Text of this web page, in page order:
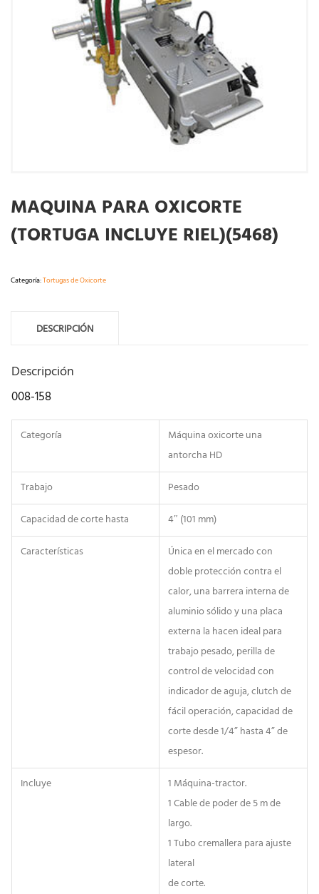
MAQUINA PARA OXICORTE
(TORTUGA INCLUYE RIEL)(5468)
Categoría:Tortugas de Oxicorte
DESCRIPCIÓN
Descripción
008-158
Categoría
Máquina oxicorte una
antorcha HD
Trabajo
Pesado
Capacidad de corte hasta
4″ (101 mm)
Características
Única en el mercado con
doble protección contra el
calor, una barrera interna de
aluminio sólido y una placa
externa la hacen ideal para
trabajo pesado, perilla de
control de velocidad con
indicador de aguja, clutch de
fácil operación, capacidad de
corte desde 1/4” hasta 4” de
espesor.
Incluye
1 Máquina-tractor.
1 Cable de poder de 5 m de
largo.
1 Tubo cremallera para ajuste
lateral
de corte.